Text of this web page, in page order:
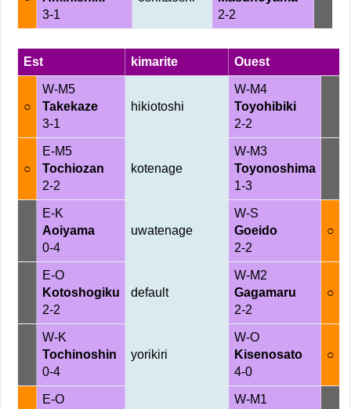
3-1
2-2
Est kimarite Ouest
○
W-M5
Takekaze
3-1
hikiotoshi
W-M4
Toyohibiki
2-2
○
E-M5
Tochiozan
2-2
kotenage
W-M3
Toyonoshima
1-3
E-K
Aoiyama
0-4
uwatenage
W-S
Goeido
2-2
○
E-O
Kotoshogiku
2-2
default
W-M2
Gagamaru
2-2
○
W-K
Tochinoshin
0-4
yorikiri
W-O
Kisenosato
4-0
○
E-O
W-M1